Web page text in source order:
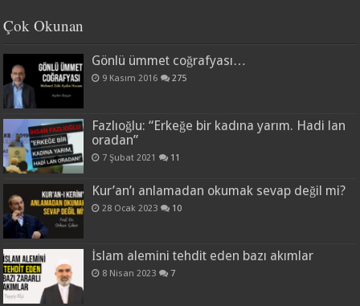
Çok Okunan
Gönlü ümmet coğrafyası…
9 Kasım 2016 275
Fazlıoğlu: “Erkeğe bir kadına yarım. Hadi lan
oradan”
7 Şubat 2021 11
Kur’an’ı anlamadan okumak sevap değil mi?
28 Ocak 2023 10
İslam alemini tehdit eden bazı akımlar
8 Nisan 2023 7